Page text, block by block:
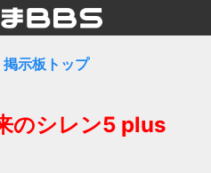
掲示板トップ
のシレン5 plus